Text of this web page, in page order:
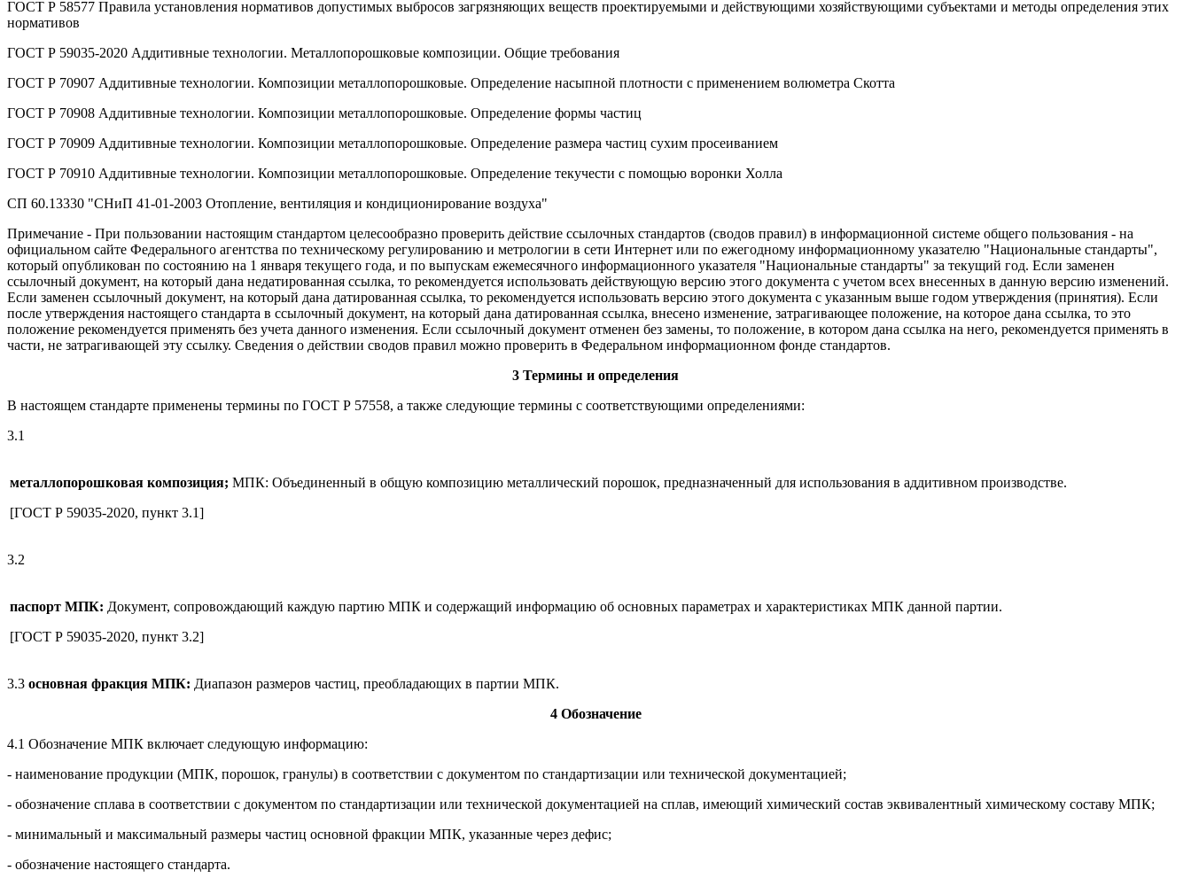
ГОСТ Р 58577 Правила установления нормативов допустимых выбросов загрязняющих веществ проектируемыми и действующими хозяйствующими субъектами и методы определения этих
нормативов
ГОСТ Р 59035-2020 Аддитивные технологии. Металлопорошковые композиции. Общие требования
ГОСТ Р 70907 Аддитивные технологии. Композиции металлопорошковые. Определение насыпной плотности с применением волюметра Скотта
ГОСТ Р 70908 Аддитивные технологии. Композиции металлопорошковые. Определение формы частиц
ГОСТ Р 70909 Аддитивные технологии. Композиции металлопорошковые. Определение размера частиц сухим просеиванием
ГОСТ Р 70910 Аддитивные технологии. Композиции металлопорошковые. Определение текучести с помощью воронки Холла
СП 60.13330 "СНиП 41-01-2003 Отопление, вентиляция и кондиционирование воздуха"
Примечание - При пользовании настоящим стандартом целесообразно проверить действие ссылочных стандартов (сводов правил) в информационной системе общего пользования - на
официальном сайте Федерального агентства по техническому регулированию и метрологии в сети Интернет или по ежегодному информационному указателю "Национальные стандарты",
который опубликован по состоянию на 1 января текущего года, и по выпускам ежемесячного информационного указателя "Национальные стандарты" за текущий год. Если заменен
ссылочный документ, на который дана недатированная ссылка, то рекомендуется использовать действующую версию этого документа с учетом всех внесенных в данную версию изменений.
Если заменен ссылочный документ, на который дана датированная ссылка, то рекомендуется использовать версию этого документа с указанным выше годом утверждения (принятия). Если
после утверждения настоящего стандарта в ссылочный документ, на который дана датированная ссылка, внесено изменение, затрагивающее положение, на которое дана ссылка, то это
положение рекомендуется применять без учета данного изменения. Если ссылочный документ отменен без замены, то положение, в котором дана ссылка на него, рекомендуется применять в
части, не затрагивающей эту ссылку. Сведения о действии сводов правил можно проверить в Федеральном информационном фонде стандартов.
3 Термины и определения
В настоящем стандарте применены термины по ГОСТ Р 57558, а также следующие термины с соответствующими определениями:
3.1
металлопорошковая композиция; МПК: Объединенный в общую композицию металлический порошок, предназначенный для использования в аддитивном производстве.
[ГОСТ Р 59035-2020, пункт 3.1]
3.2
паспорт МПК: Документ, сопровождающий каждую партию МПК и содержащий информацию об основных параметрах и характеристиках МПК данной партии.
[ГОСТ Р 59035-2020, пункт 3.2]
3.3 основная фракция МПК: Диапазон размеров частиц, преобладающих в партии МПК.
4 Обозначение
4.1 Обозначение МПК включает следующую информацию:
- наименование продукции (МПК, порошок, гранулы) в соответствии с документом по стандартизации или технической документацией;
- обозначение сплава в соответствии с документом по стандартизации или технической документацией на сплав, имеющий химический состав эквивалентный химическому составу МПК;
- минимальный и максимальный размеры частиц основной фракции МПК, указанные через дефис;
- обозначение настоящего стандарта.